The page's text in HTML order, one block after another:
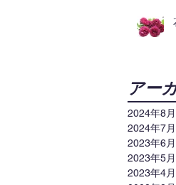
アー
2024年8月
2024年7月
2023年6月
2023年5月
2023年4月